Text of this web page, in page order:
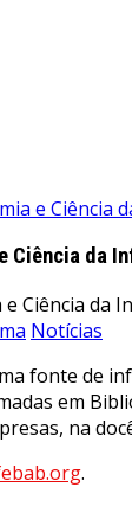
e Ciência
Ciência da
Notícias
fonte de
em
na
.